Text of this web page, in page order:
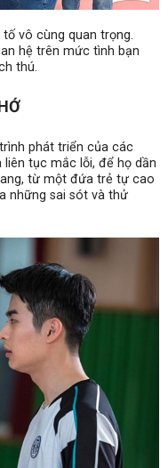
vô cùng quan trọng.
hệ trên mức tình bạn
thú.
phát triển của các
tục mắc lỗi, để họ dần
từ một đứa trẻ tự cao
những sai sót và thử